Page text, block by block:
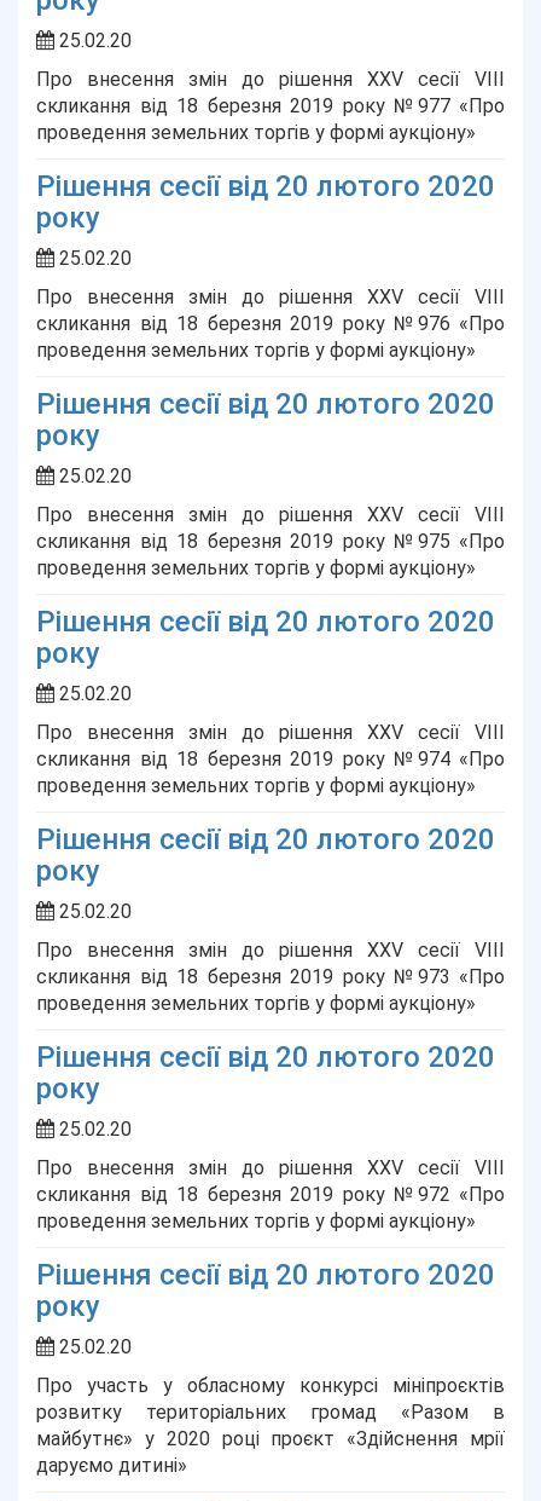
25.02.20
Про внесення змін до рішення ХХV сесії VІІІ
скликання від 18 березня 2019 року №977 «Про
проведення земельних торгів у формі аукціону»
Рішення сесії від 20 лютого 2020
року
25.02.20
Про внесення змін до рішення ХХV сесії VІІІ
скликання від 18 березня 2019 року №976 «Про
проведення земельних торгів у формі аукціону»
Рішення сесії від 20 лютого 2020
року
25.02.20
Про внесення змін до рішення ХХV сесії VІІІ
скликання від 18 березня 2019 року №975 «Про
проведення земельних торгів у формі аукціону»
Рішення сесії від 20 лютого 2020
року
25.02.20
Про внесення змін до рішення ХХV сесії VІІІ
скликання від 18 березня 2019 року №974 «Про
проведення земельних торгів у формі аукціону»
Рішення сесії від 20 лютого 2020
року
25.02.20
Про внесення змін до рішення ХХV сесії VІІІ
скликання від 18 березня 2019 року №973 «Про
проведення земельних торгів у формі аукціону»
Рішення сесії від 20 лютого 2020
року
25.02.20
Про внесення змін до рішення ХХV сесії VІІІ
скликання від 18 березня 2019 року №972 «Про
проведення земельних торгів у формі аукціону»
Рішення сесії від 20 лютого 2020
року
25.02.20
Про участь у обласному конкурсі мініпроєктів
розвитку територіальних громад «Разом в
майбутнє» у 2020 році проєкт «Здійснення мрії
даруємо дитині»